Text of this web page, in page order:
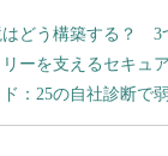
どう構築する？ 3
ーを支えるセキュ
：25の自社診断で